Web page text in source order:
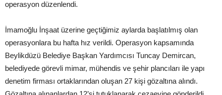
operasyon düzenlendi.
İmamoğlu İnşaat üzerine geçtiğimiz aylarda başlatılmış olan
operasyonlara bu hafta hız verildi. Operasyon kapsamında
Beylikdüzü Belediye Başkan Yardımcısı Tuncay Demircan,
belediyede görevli mimar, mühendis ve şehir plancıları ile yapı
denetim firması ortaklarından oluşan 27 kişi gözaltına alındı.